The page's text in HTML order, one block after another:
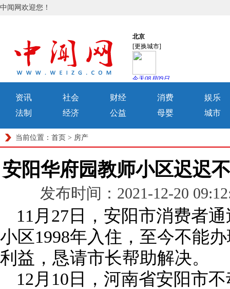
中闻网欢迎您！
资讯 社会 财经 消费
娱乐
法制
经济 公益 母婴 城市
当前位置： 首页 > 房产
安阳华府园教师小区迟迟
发布时间：2021-12-20
11月27日，安阳市消费者
小区1998年入住，至今不能
利益，恳请市长帮助解决。
12月10日，河南省安阳市